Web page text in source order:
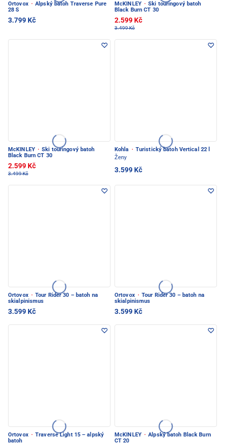
Ortovox · Alpský batoh Traverse Pure
28 S
3.799 Kč
McKINLEY · Ski touringový batoh
Black Burn CT 30
2.599 Kč
3.499 Kč
McKINLEY · Ski touringový batoh
Black Burn CT 30
2.599 Kč
3.499 Kč
Kohla · Turistický batoh Vertical 22 l
Ženy
3.599 Kč
Ortovox · Tour Rider 30 – batoh na
skialpinismus
3.599 Kč
Ortovox · Tour Rider 30 – batoh na
skialpinismus
3.599 Kč
Ortovox · Traverse Light 15 – alpský
batoh
McKINLEY · Alpský batoh Black Burn
CT 20